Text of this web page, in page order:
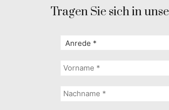
Tragen Sie sich in